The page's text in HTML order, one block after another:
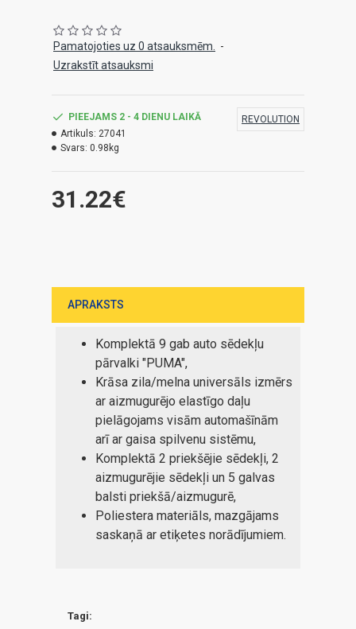
Pamatojoties uz 0 atsauksmēm.
-
Uzrakstīt atsauksmi
31.22€
PIEEJAMS 2 - 4 DIENU LAIKĀ
Artikuls: 27041
Svars: 0.98kg
REVOLUTION
APRAKSTS
Komplektā 9 gab auto sēdekļu
pārvalki "PUMA",
Krāsa zila/melna universāls izmērs
ar aizmugurējo elastīgo daļu
pielāgojams visām automašīnām
arī ar gaisa spilvenu sistēmu,
Komplektā 2 priekšējie sēdekļi, 2
aizmugurējie sēdekļi un 5 galvas
balsti priekšā/aizmugurē,
Poliestera materiāls, mazgājams
saskaņā ar etiķetes norādījumiem.
Tagi: